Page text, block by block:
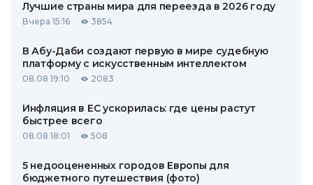
Лучшие страны мира для переезда в 2026 году
Вчера 15:16 3854
В Абу-Даби создают первую в мире судебную
платформу с искусственным интеллектом
08.08 19:10 2083
Инфляция в ЕС ускорилась: где цены растут
быстрее всего
08.08 18:01 508
5 недооцененных городов Европы для
бюджетного путешествия (фото)